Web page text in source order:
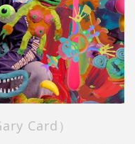
Card）